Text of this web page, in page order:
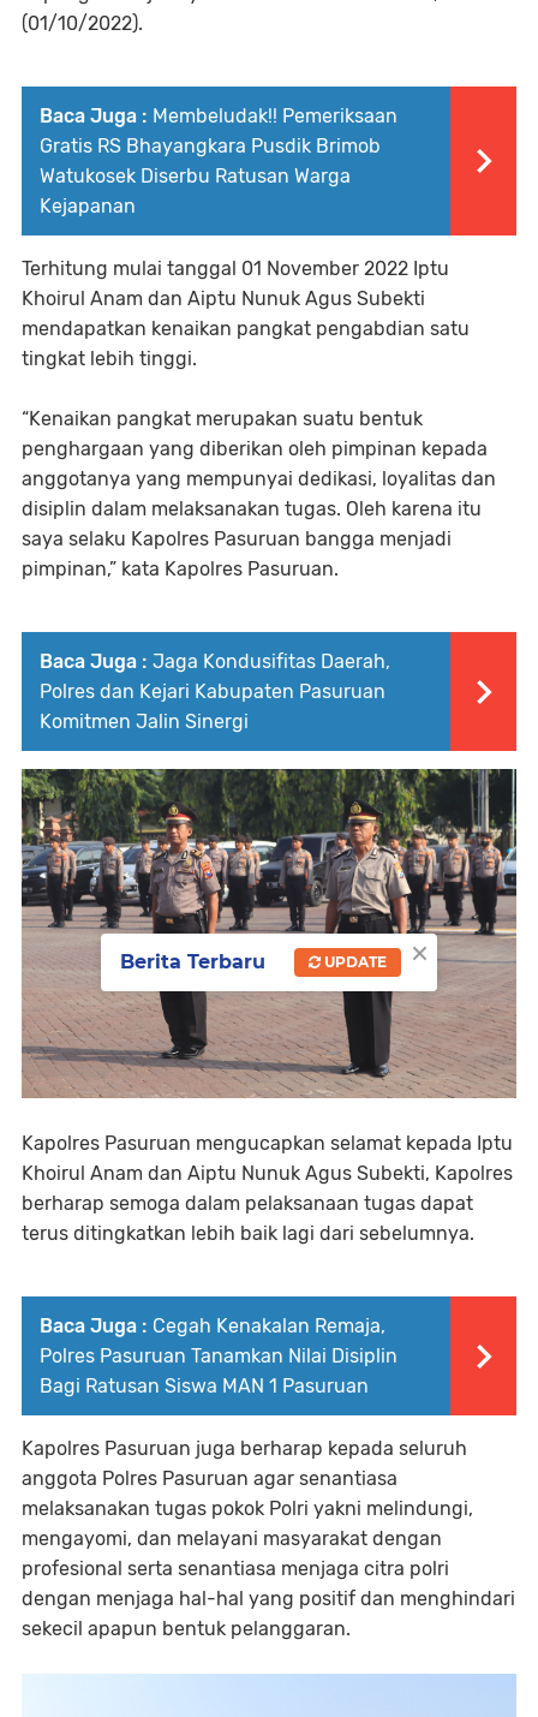
(01/10/2022).
Baca Juga : Membeludak!! Pemeriksaan
Gratis RS Bhayangkara Pusdik Brimob
Watukosek Diserbu Ratusan Warga
Kejapanan
Terhitung mulai tanggal 01 November 2022 Iptu
Khoirul Anam dan Aiptu Nunuk Agus Subekti
mendapatkan kenaikan pangkat pengabdian satu
tingkat lebih tinggi.
“Kenaikan pangkat merupakan suatu bentuk
penghargaan yang diberikan oleh pimpinan kepada
anggotanya yang mempunyai dedikasi, loyalitas dan
disiplin dalam melaksanakan tugas. Oleh karena itu
saya selaku Kapolres Pasuruan bangga menjadi
pimpinan,” kata Kapolres Pasuruan.
Baca Juga : Jaga Kondusifitas Daerah,
Polres dan Kejari Kabupaten Pasuruan
Komitmen Jalin Sinergi
Kapolres Pasuruan mengucapkan selamat kepada Iptu
Khoirul Anam dan Aiptu Nunuk Agus Subekti, Kapolres
berharap semoga dalam pelaksanaan tugas dapat
terus ditingkatkan lebih baik lagi dari sebelumnya.
Baca Juga : Cegah Kenakalan Remaja,
Polres Pasuruan Tanamkan Nilai Disiplin
Bagi Ratusan Siswa MAN 1 Pasuruan
Kapolres Pasuruan juga berharap kepada seluruh
anggota Polres Pasuruan agar senantiasa
melaksanakan tugas pokok Polri yakni melindungi,
mengayomi, dan melayani masyarakat dengan
profesional serta senantiasa menjaga citra polri
dengan menjaga hal-hal yang positif dan menghindari
sekecil apapun bentuk pelanggaran.
×
Berita Terbaru UPDATE